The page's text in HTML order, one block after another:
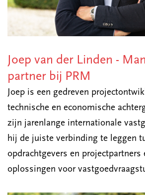
Joep van der Linden -
partner bij PRM
Joep is een gedreven
technische en economische
zijn jarenlange internationale
hij de juiste verbinding te leggen
opdrachtgevers en projectpartners
oplossingen voor